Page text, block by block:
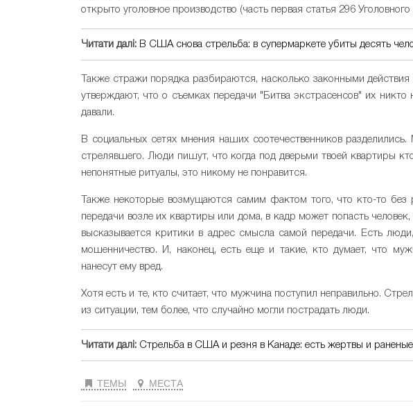
открыто уголовное производство (часть первая статья 296
Читати далі: В США снова стрельба: в супермаркете убиты десять
Также стражи порядка разбираются, насколько законными
утверждают, что о съемках передачи "Битва экстрасенсов" их
давали.
В социальных сетях мнения наших соотечественников
стрелявшего. Люди пишут, что когда под дверьми твоей квартиры
непонятные ритуалы, это никому не понравится.
Также некоторые возмущаются самим фактом того, что кто-то без
передачи возле их квартиры или дома, в кадр может попасть
высказывается критики в адрес смысла самой передачи. Есть
мошенничество. И, наконец, есть еще и такие, кто думает, что
нанесут ему вред.
Хотя есть и те, кто считает, что мужчина поступил неправильно.
из ситуации, тем более, что случайно могли пострадать люди.
Читати далі: Стрельба в США и резня в Канаде: есть жертвы и раненые
ТЕМЫ МЕСТА